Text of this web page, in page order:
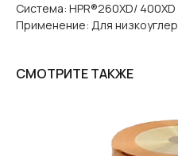
Система: HPR®260XD/ 400XD
Применение: Для
СМОТРИТЕ ТАКЖЕ